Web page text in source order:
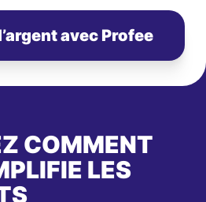
avec Profee
COMMENT
LES